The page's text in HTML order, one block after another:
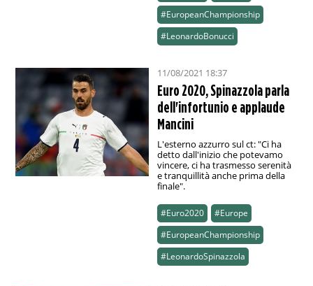
#EuropeanChampionship
#LeonardoBonucci
11/08/2021 18:37
Euro 2020, Spinazzola parla
dell'infortunio e applaude
Mancini
L'esterno azzurro sul ct: "Ci ha
detto dall'inizio che potevamo
vincere, ci ha trasmesso serenità
e tranquillità anche prima della
finale".
#Euro2020
#Europe
#EuropeanChampionship
#LeonardoSpinazzola